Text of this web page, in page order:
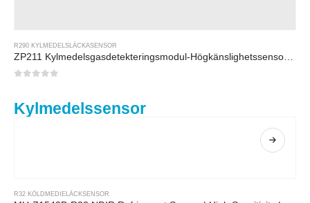
R290 KYLMEDELSLÄCKASENSOR
ZP211 Kylmedelsgasdetekteringsmodul-Högkänslighetssensor för kylmedelsläckedetektering
Kylmedelssensor
R32 KÖLDMEDIELÄCKSENSOR